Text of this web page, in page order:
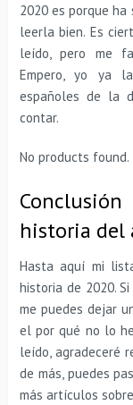
2020 es porque ha
leerla bien. Es
leído, pero me
Empero, yo ya
españoles de la
contar.
No products found.
historia del
Hasta aquí mi
historia de 2020.
me puedes dejar
el por qué no lo
leído, agradeceré
de más, puedes
más artículos